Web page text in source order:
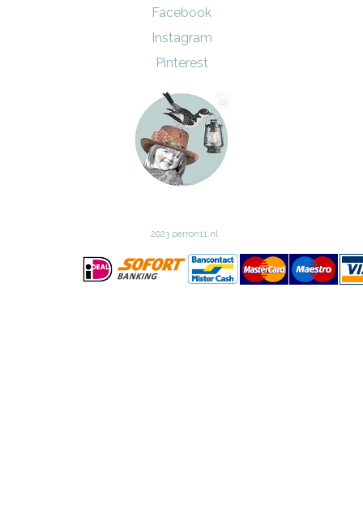
Facebook
Instagram
Pinterest
2023 perron11.nl